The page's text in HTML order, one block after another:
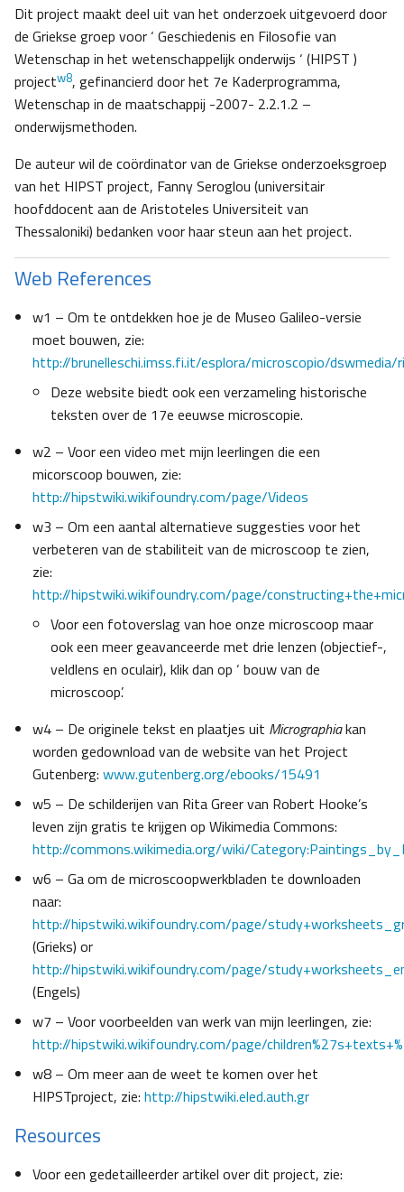
Dit project maakt deel uit van het onderzoek uitgevoerd door
de Griekse groep voor ‘ Geschiedenis en Filosofie van
Wetenschap in het wetenschappelijk onderwijs ‘ (HIPST )
projectw8, gefinancierd door het 7e Kaderprogramma,
Wetenschap in de maatschappij -2007- 2.2.1.2 –
onderwijsmethoden.
De auteur wil de coördinator van de Griekse onderzoeksgroep
van het HIPST project, Fanny Seroglou (universitair
hoofddocent aan de Aristoteles Universiteit van
Thessaloniki) bedanken voor haar steun aan het project.
Web References
w1 – Om te ontdekken hoe je de Museo Galileo-versie
moet bouwen, zie:
http://brunelleschi.imss.fi.it/esplora/microscopio/dswmedia/
Deze website biedt ook een verzameling historische
teksten over de 17e eeuwse microscopie.
w2 – Voor een video met mijn leerlingen die een
micorscoop bouwen, zie:
http://hipstwiki.wikifoundry.com/page/Videos
w3 – Om een aantal alternatieve suggesties voor het
verbeteren van de stabiliteit van de microscoop te zien,
zie:
http://hipstwiki.wikifoundry.com/page/
Voor een fotoverslag van hoe onze microscoop maar
ook een meer geavanceerde met drie lenzen (objectief-,
veldlens en oculair), klik dan op ‘ bouw van de
microscoop’.
w4 – De originele tekst en plaatjes uit Micrographiakan
worden gedownload van de website van het Project
Gutenberg: www.gutenberg.org/ebooks/15491
w5 – De schilderijen van Rita Greer van Robert Hooke’s
leven zijn gratis te krijgen op Wikimedia Commons:
http://commons.wikimedia.org/wiki/
w6 – Ga om de microscoopwerkbladen te downloaden
naar:
http://hipstwiki.wikifoundry.com/page/
(Grieks) or
http://hipstwiki.wikifoundry.com/page/
(Engels)
w7 – Voor voorbeelden van werk van mijn leerlingen, zie:
http://hipstwiki.wikifoundry.com/page/
w8 – Om meer aan de weet te komen over het
HIPSTproject, zie: http://hipstwiki.eled.auth.gr
Resources
Voor een gedetailleerder artikel over dit project, zie: